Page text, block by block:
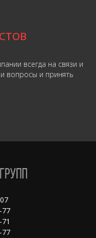
всегда на связи и
вопросы и принять
77
77